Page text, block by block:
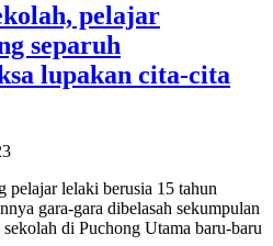
pelajar
separuh
lupakan cita-cita
lelaki berusia 15 tahun
gara-gara dibelasah sekumpulan
di Puchong Utama baru-baru